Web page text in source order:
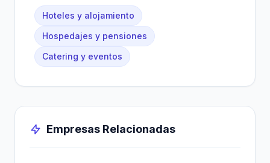
Hoteles y alojamiento
Hospedajes y pensiones
Catering y eventos
Empresas Relacionadas